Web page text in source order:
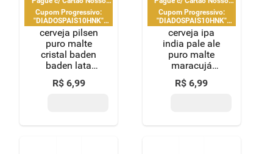
Pay
Cupom Progressivo:
"DIADOSPAIS10HNK"
|"DIADOSPAIS20HNK" |
"DIADOSPAIS30HNK" |
limitado a 2 pedido por
CPF
cerveja pilsen
puro malte
cristal baden
baden lata
473ml
R$ 6,99
Pay
Cupom Progressivo:
"DIADOSPAIS10HNK"
|"DIADOSPAIS20HNK" |
"DIADOSPAIS30HNK" |
limitado a 2 pedido por
CPF
cerveja ipa
india pale ale
puro malte
maracujá
baden baden
lata 473ml
R$ 6,99